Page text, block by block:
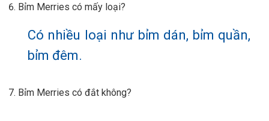
Bỉm Merries có mấy loại?
Có nhiều loại như bỉm dán, bỉm quần,
bỉm đêm.
Bỉm Merries có đắt không?